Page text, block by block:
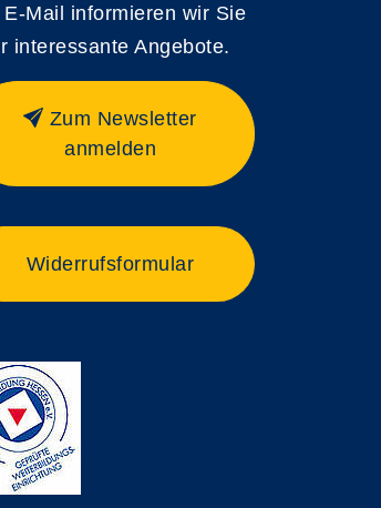
E-Mail informieren wir Sie
interessante Angebote.
Zum Newsletter
anmelden
Widerrufsformular